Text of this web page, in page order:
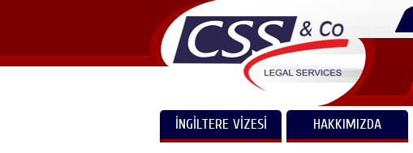
İNGİLTERE VİZESİ HAKKIMIZDA